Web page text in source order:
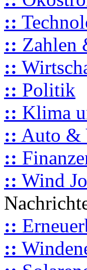
::
:: Zahlen
::
:: Politik
:: Klima
:: Auto &
::
:: Wind
::
::